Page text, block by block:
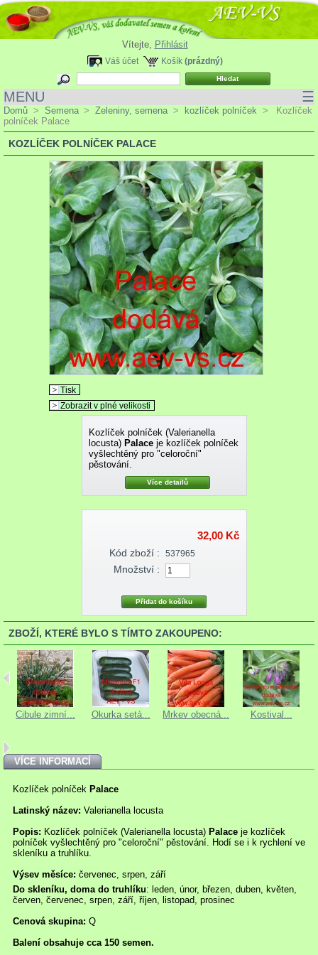
Vítejte, Přihlásit
Košík (prázdný)
Váš účet
MENU ☰
Domů > Semena > Zeleniny, semena > kozlíček polníček >
Kozlíček
polníček Palace
KOZLÍČEK POLNÍČEK PALACE
Tisk
Zobrazit v plné velikosti
Kozlíček polníček (Valerianella
locusta) Palace je kozlíček polníček
vyšlechtěný pro "celoroční"
pěstování.
Více detailů
32,00 Kč
Kód zboží : 537965
Množství :
ZBOŽÍ, KTERÉ BYLO S TÍMTO ZAKOUPENO:
Cibule zimní... Okurka setá... Mrkev obecná... Kostival...
VÍCE INFORMACÍ
Kozlíček polníček Palace
Latinský název: Valerianella locusta
Popis: Kozlíček polníček (Valerianella locusta) Palace je kozlíček
polníček vyšlechtěný pro "celoroční" pěstování. Hodí se i k rychlení ve
skleníku a truhlíku.
Výsev měsíce: červenec, srpen, září
Do skleníku, doma do truhlíku: leden, únor, březen, duben, květen,
červen, červenec, srpen, září, říjen, listopad, prosinec
Cenová skupina: Q
Balení obsahuje cca 150 semen.